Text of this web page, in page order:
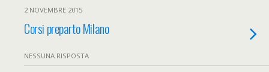
2 NOVEMBRE 2015
Corsi preparto Milano
NESSUNA RISPOSTA